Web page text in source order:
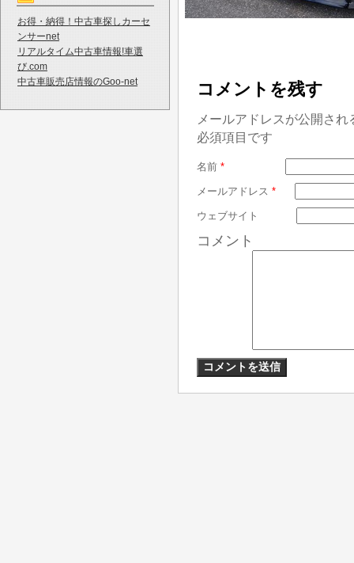
お得・納得！中古車探しカーセ
ンサーnet
リアルタイム中古車情報!車選
び.com
中古車販売店情報のGoo-net
コメントを残す
メールアドレスが公開さ
必須項目です
名前 *
メールアドレス *
ウェブサイト
コメント